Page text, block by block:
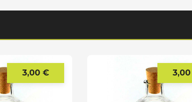
3,00 €